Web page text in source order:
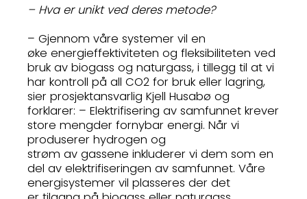
– Hva er unikt ved deres metode?
– Gjennom våre systemer vil en
øke energieffektiviteten og fleksibiliteten ved
bruk av biogass og naturgass, i tillegg til at vi
har kontroll på all CO2 for bruk eller lagring,
sier prosjektansvarlig Kjell Husabø og
forklarer: – Elektrifisering av samfunnet krever
store mengder fornybar energi. Når vi
produserer hydrogen og
strøm av gassene inkluderer vi dem som en
del av elektrifiseringen av samfunnet. Våre
energisystemer vil plasseres der det